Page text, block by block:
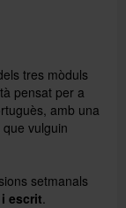
tres mòduls
pensat per a
amb una
vulguin
setmanals
escrit.